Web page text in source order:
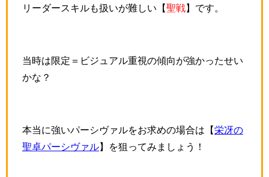
リーダースキルも扱いが難しい【聖戦】です。
当時は限定＝ビジュアル重視の傾向が強かったせい
かな？
本当に強いパーシヴァルをお求めの場合は【栄冴の
聖卓パーシヴァル】を狙ってみましょう！